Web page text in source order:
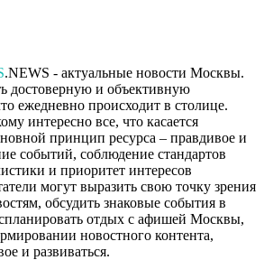
.NEWS - актуальные новости Москвы.
достоверную и объективную
ежедневно происходит в столице.
интересно все, что касается
принцип ресурса – правдивое и
событий, соблюдение стандартов
и приоритет интересов
могут выразить свою точку зрения
обсудить знаковые события в
отдых с афишей Москвы,
новостного контента,
и развиваться.